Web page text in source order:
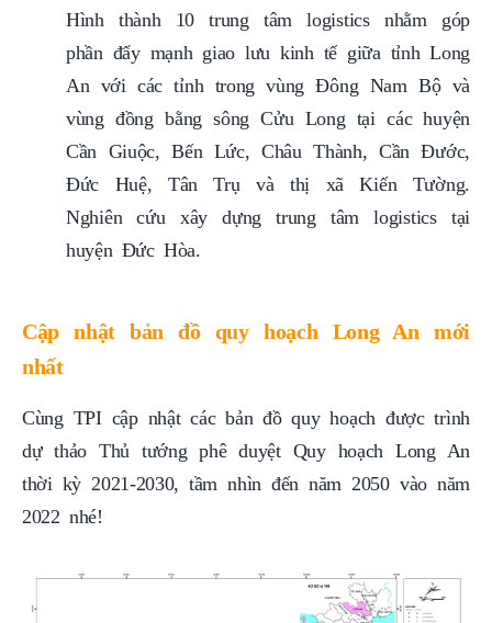
Hình thành 10 trung tâm logistics nhằm góp
phần đẩy mạnh giao lưu kinh tế giữa tỉnh Long
An với các tỉnh trong vùng Đông Nam Bộ và
vùng đồng bằng sông Cửu Long tại các huyện
Cần Giuộc, Bến Lức, Châu Thành, Cần Đước,
Đức Huệ, Tân Trụ và thị xã Kiến Tường.
Nghiên cứu xây dựng trung tâm logistics tại
huyện Đức Hòa.
Cập nhật bản đồ quy hoạch Long An mới
nhất
Cùng TPI cập nhật các bản đồ quy hoạch được trình
dự thảo Thủ tướng phê duyệt Quy hoạch Long An
thời kỳ 2021-2030, tầm nhìn đến năm 2050 vào năm
2022 nhé!